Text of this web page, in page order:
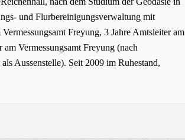
und Flurbereinigungsverwaltung mit
Freyung, 3 Jahre Amtsleiter am
Vermessungsamt Freyung (nach
Aussenstelle). Seit 2009 im Ruhestand,